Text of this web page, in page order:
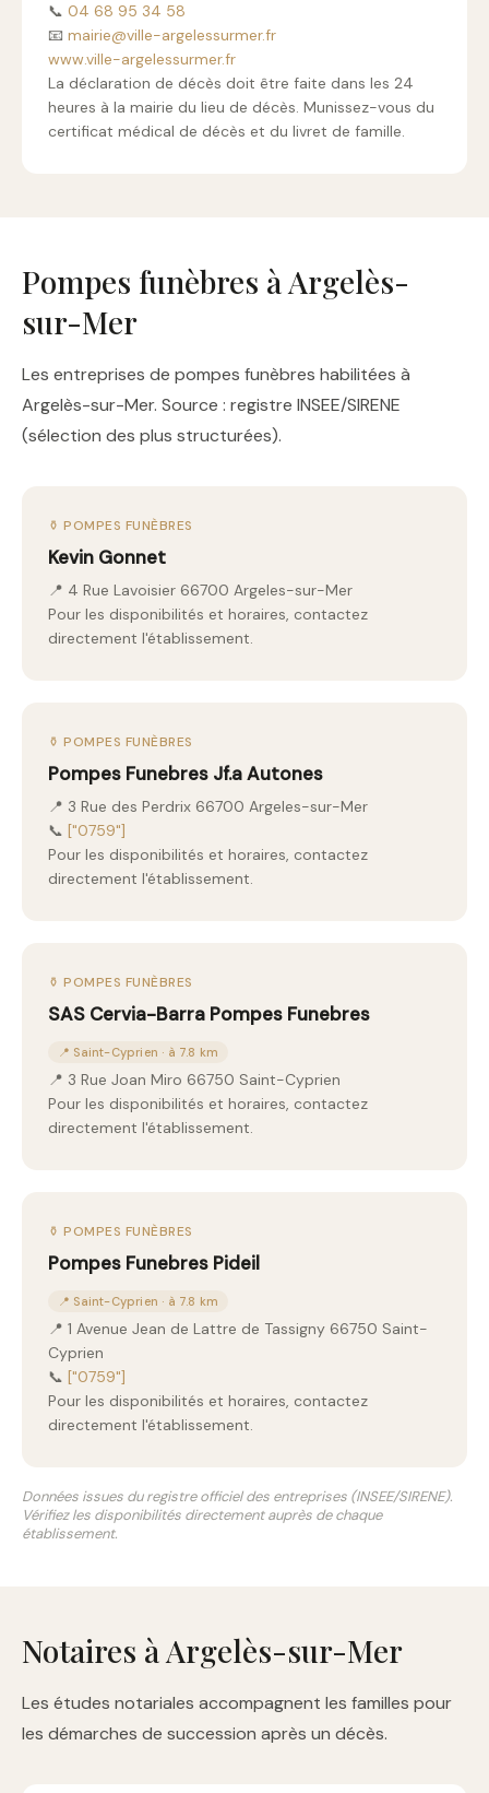
📞 04 68 95 34 58
📧 mairie@ville-argelessurmer.fr
www.ville-argelessurmer.fr
La déclaration de décès doit être faite dans les 24
heures à la mairie du lieu de décès. Munissez-vous du
certificat médical de décès et du livret de famille.
Pompes funèbres à Argelès-
sur-Mer
Les entreprises de pompes funèbres habilitées à
Argelès-sur-Mer. Source : registre INSEE/SIRENE
(sélection des plus structurées).
⚱️ POMPES FUNÈBRES
Kevin Gonnet
📍 4 Rue Lavoisier 66700 Argeles-sur-Mer
Pour les disponibilités et horaires, contactez
directement l'établissement.
⚱️ POMPES FUNÈBRES
Pompes Funebres Jf.a Autones
📍 3 Rue des Perdrix 66700 Argeles-sur-Mer
📞 ["0759"]
Pour les disponibilités et horaires, contactez
directement l'établissement.
⚱️ POMPES FUNÈBRES
SAS Cervia-Barra Pompes Funebres
📍 Saint-Cyprien · à 7.8 km
📍 3 Rue Joan Miro 66750 Saint-Cyprien
Pour les disponibilités et horaires, contactez
directement l'établissement.
⚱️ POMPES FUNÈBRES
Pompes Funebres Pideil
📍 Saint-Cyprien · à 7.8 km
📍 1 Avenue Jean de Lattre de Tassigny 66750 Saint-
Cyprien
📞 ["0759"]
Pour les disponibilités et horaires, contactez
directement l'établissement.
Données issues du registre officiel des entreprises (INSEE/SIRENE).
Vérifiez les disponibilités directement auprès de chaque
établissement.
Notaires à Argelès-sur-Mer
Les études notariales accompagnent les familles pour
les démarches de succession après un décès.